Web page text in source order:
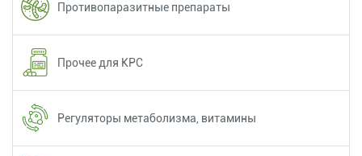
Противопаразитные препараты
Прочее для КРС
Регуляторы метаболизма, витамины